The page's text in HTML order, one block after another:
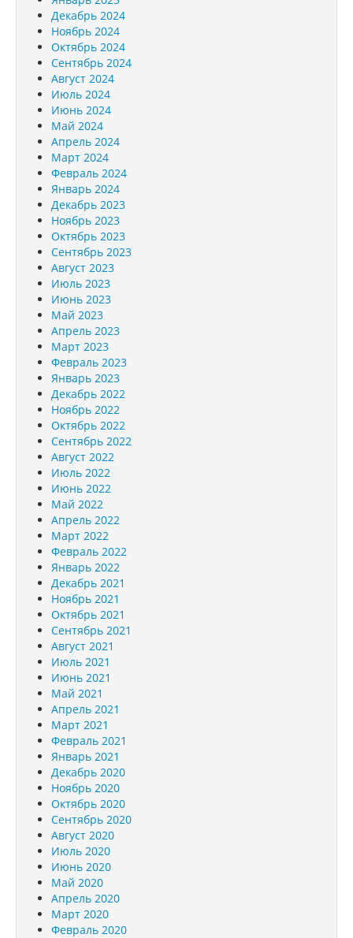
Декабрь 2024
Ноябрь 2024
Октябрь 2024
Сентябрь 2024
Август 2024
Июль 2024
Июнь 2024
Май 2024
Апрель 2024
Март 2024
Февраль 2024
Январь 2024
Декабрь 2023
Ноябрь 2023
Октябрь 2023
Сентябрь 2023
Август 2023
Июль 2023
Июнь 2023
Май 2023
Апрель 2023
Март 2023
Февраль 2023
Январь 2023
Декабрь 2022
Ноябрь 2022
Октябрь 2022
Сентябрь 2022
Август 2022
Июль 2022
Июнь 2022
Май 2022
Апрель 2022
Март 2022
Февраль 2022
Январь 2022
Декабрь 2021
Ноябрь 2021
Октябрь 2021
Сентябрь 2021
Август 2021
Июль 2021
Июнь 2021
Май 2021
Апрель 2021
Март 2021
Февраль 2021
Январь 2021
Декабрь 2020
Ноябрь 2020
Октябрь 2020
Сентябрь 2020
Август 2020
Июль 2020
Июнь 2020
Май 2020
Апрель 2020
Март 2020
Февраль 2020